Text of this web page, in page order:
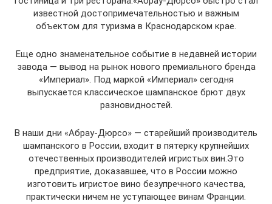
известной достопримечательностью и важным
объектом для туризма в Краснодарском крае.
Еще одно знаменательное событие в недавней истории
завода — вывод на рынок нового премиального бренда
«Империал». Под маркой «Империал» сегодня
выпускается классическое шампанское брют двух
разновидностей.
В наши дни «Абрау-Дюрсо» — старейший производитель
шампанского в России, входит в пятерку крупнейших
отечественных производителей игристых вин.Это
предприятие, доказавшее, что в России можно
изготовить игристое вино безупречного качества,
практически ничем не уступающее винам Франции.